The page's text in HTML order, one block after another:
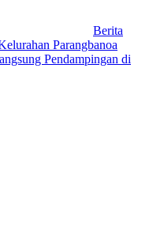
Berita
Parangbanoa
Pendampingan di